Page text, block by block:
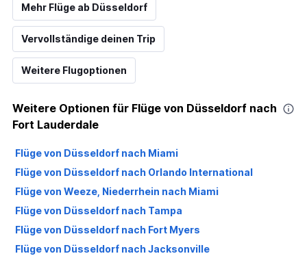
Mehr Flüge ab Düsseldorf
Vervollständige deinen Trip
Weitere Flugoptionen
Weitere Optionen für Flüge von Düsseldorf nach
Fort Lauderdale
Flüge von Düsseldorf nach Miami
Flüge von Düsseldorf nach Orlando International
Flüge von Weeze, Niederrhein nach Miami
Flüge von Düsseldorf nach Tampa
Flüge von Düsseldorf nach Fort Myers
Flüge von Düsseldorf nach Jacksonville